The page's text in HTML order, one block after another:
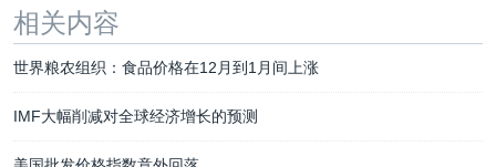
南中国海争端
关注西藏
GEN Z 看美国
相关内容
世界粮农组织：食品价格在12月到1月间上涨
IMF大幅削减对全球经济增长的预测